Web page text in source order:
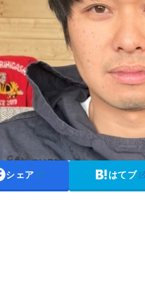
シェア はてブ